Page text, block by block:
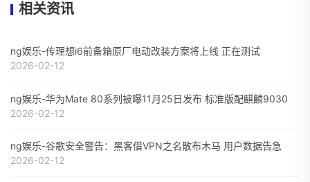
相关资讯
ng娱乐-传理想i6前备箱原厂电动改装方案将上线 正在测试
2026-02-12
ng娱乐-华为Mate 80系列被曝11月25日发布 标准版配麒麟9030
2026-02-12
ng娱乐-谷歌安全警告：黑客借VPN之名散布木马 用户数据告急
2026-02-12